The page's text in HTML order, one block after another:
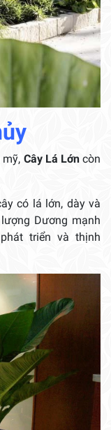
Cây Lá Lớncòn
có lá lớn, dày và
Dương mạnh
triển và thịnh